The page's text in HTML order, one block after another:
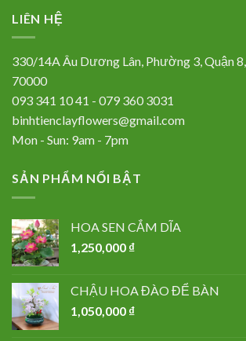
LIÊN HỆ
330/14A Âu Dương Lân, Phường 3, Quận
70000
093 341 10 41 - 079 360 3031
binhtienclayflowers@gmail.com
Mon - Sun: 9am - 7pm
SẢN PHẨM NỔI BẬT
HOA SEN CẮM DĨA
1,250,000 ₫
CHẬU HOA ĐÀO ĐỂ BÀN
1,050,000 ₫